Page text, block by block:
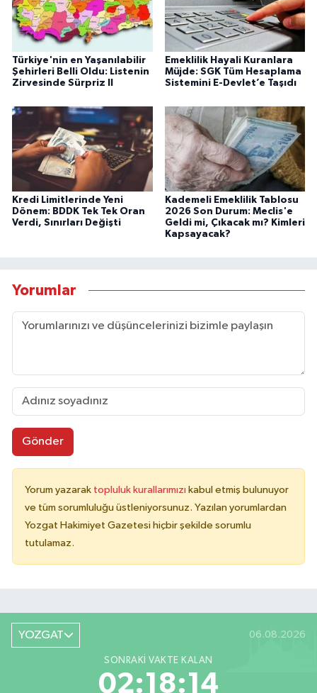
Türkiye'nin en Yaşanılabilir
Şehirleri Belli Oldu: Listenin
Zirvesinde Sürpriz Il
Emeklilik Hayali Kuranlara
Müjde: SGK Tüm Hesaplama
Sistemini E-Devlet’e Taşıdı
Kredi Limitlerinde Yeni
Dönem: BDDK Tek Tek Oran
Verdi, Sınırları Değişti
Kademeli Emeklilik Tablosu
2026 Son Durum: Meclis'e
Geldi mi, Çıkacak mı? Kimleri
Kapsayacak?
Yorumlar
Gönder
Yorum yazarak topluluk kurallarımızı kabul etmiş bulunuyor
ve tüm sorumluluğu üstleniyorsunuz. Yazılan yorumlardan
Yozgat Hakimiyet Gazetesi hiçbir şekilde sorumlu
tutulamaz.
YOZGAT 06.08.2026
SONRAKI VAKTE KALAN
02:18:14